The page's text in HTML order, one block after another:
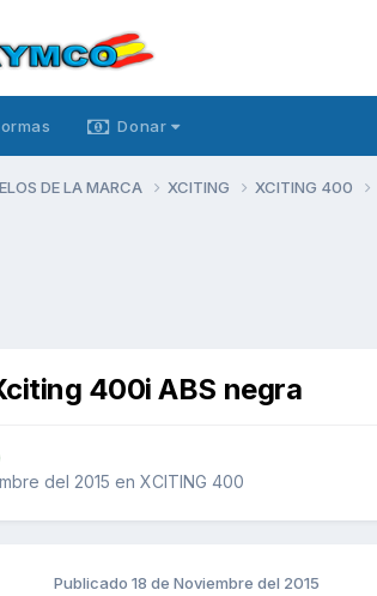
Donar
DE LA MARCA XCITING XCITING 400
400i ABS negra
del 2015 en XCITING 400
Publicado 18 de Noviembre del 2015